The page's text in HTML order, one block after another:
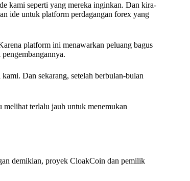
kami seperti yang mereka inginkan. Dan kira-
ide untuk platform perdagangan forex yang
platform ini menawarkan peluang bagus
Dan sekarang, setelah berbulan-bulan
melihat terlalu jauh untuk menemukan
demikian, proyek CloakCoin dan pemilik